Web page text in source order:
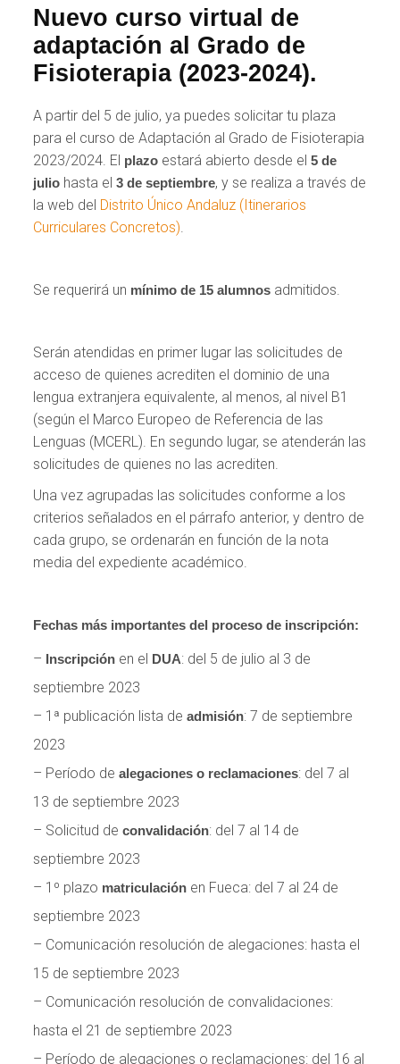
Nuevo curso virtual de
adaptación al Grado de
Fisioterapia (2023-2024).
A partir del 5 de julio, ya puedes solicitar tu plaza
para el curso de Adaptación al Grado de Fisioterapia
2023/2024. El plazo estará abierto desde el5 de
julio hasta el3 de septiembre, y se realiza a través de
la web del Distrito Único Andaluz (Itinerarios
Curriculares Concretos)
Se requerirá un mínimo de 15 alumnos admitidos.
Serán atendidas en primer lugar las solicitudes de
acceso de quienes acrediten el dominio de una
lengua extranjera equivalente, al menos, al nivel B1
(según el Marco Europeo de Referencia de las
Lenguas (MCERL). En segundo lugar, se atenderán las
solicitudes de quienes no las acrediten.
Una vez agrupadas las solicitudes conforme a los
criterios señalados en el párrafo anterior, y dentro de
cada grupo, se ordenarán en función de la nota
media del expediente académico.
Fechas más importantes del proceso de inscripción:
– Inscripción en el DUA: del 5 de julio al 3 de
septiembre 2023
– 1ª publicación lista deadmisión: 7 de septiembre
2023
– Período dealegaciones o reclamaciones: del 7 al
13 de septiembre 2023
– Solicitud deconvalidación: del 7 al 14 de
septiembre 2023
– 1º plazo matriculación en Fueca: del 7 al 24 de
septiembre 2023
– Comunicación resolución de alegaciones: hasta el
15 de septiembre 2023
– Comunicación resolución de convalidaciones:
hasta el 21 de septiembre 2023
– Período de alegaciones o reclamaciones: del 16 al